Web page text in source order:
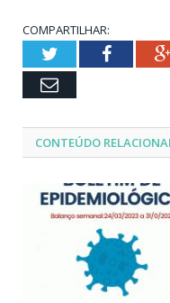
COMPARTILHAR:
Twitter
Email
CONTEÚDO